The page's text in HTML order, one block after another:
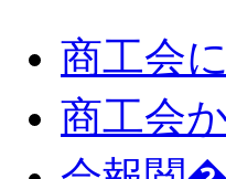
商工会
商工会